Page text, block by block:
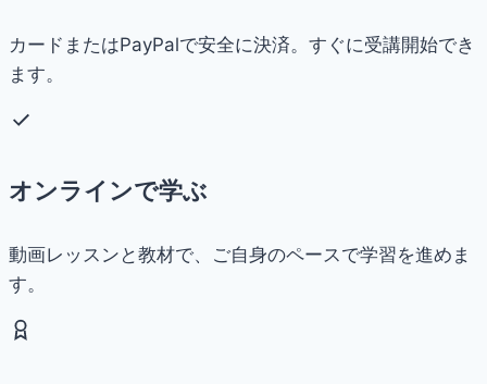
カードまたはPayPalで安全に決済。すぐに受講開始でき
ます。
オンラインで学ぶ
動画レッスンと教材で、ご自身のペースで学習を進めま
す。